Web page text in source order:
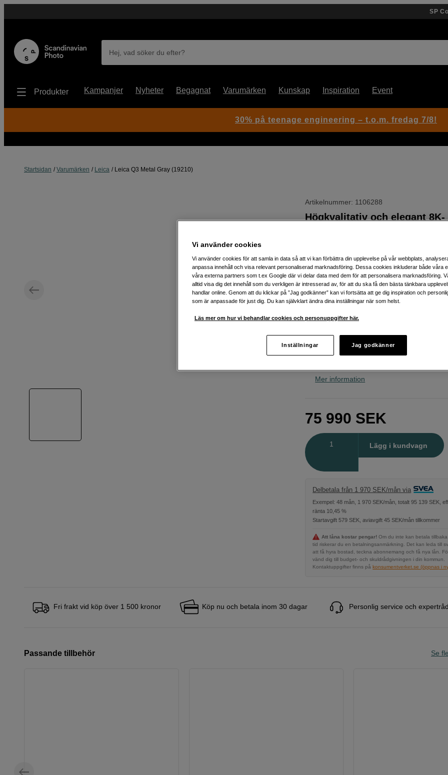
SP
Hej, vad söker du efter?
Produkter Kampanjer Nyheter Begagnat Varumärken Kunskap Inspiration Event
Startsidan Varumärken Leica Leica Q3 Metal Gray (19210)
Artikelnummer: 1106288
Leica Q3 Metal Gray (19210)
Högkvalitativ och elegant 8K-
Webblager:Finns i lager
Butikslager: Visa butik
ISO upp till 100 000
Mer information
75 990 SEK
Lägg i kundvagn
Delbetala från 1 970 SEK/mån via
Exempel: 48 mån, 1 970 SEK/mån, totalt 95 139 SEK,
ränta 10,45 %
Startavgift 579 SEK, aviavgift 45 SEK/mån tillkommer
Att låna kostar pengar! Om du inte kan betala
tid riskerar du en betalningsanmärkning. Det kan leda till
att få hyra bostad, teckna abonnemang och få nya lån.
vänd dig till budget- och skuldrådgivningen i din kommun.
Kontaktuppgifter finns på konsumentverket.se (öppnas i
Fri frakt vid köp över 1 500 kronor Köp nu och betala inom 30 dagar Personlig service och
Passande tillbehör Se
30% på teenage engineering – t.o.m. fredag 7/8!
Vi använder cookies
Vi använder cookies för att samla in data så att vi kan förbättra din upplevelse på vår webbplats,
anpassa innehåll och visa relevant personaliserad marknadsföring. Dessa cookies inkluderar både våra
våra externa partners som t.ex Google där vi delar data med dem för att personalisera marknadsföring.
alltid visa dig det innehåll som du verkligen är intresserad av, för att du ska få den bästa tänkbara
handlar online. Genom att du klickar på ”Jag godkänner” kan vi fortsätta att ge dig inspiration och
som är anpassade för just dig. Du kan självklart ändra dina inställningar när som helst.
Läs mer om hur vi behandlar cookies och personuppgifter här.
Inställningar Jag godkänner